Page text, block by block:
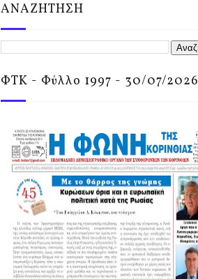
ΑΝΑΖΗΤΗΣΗ
ΦΤΚ - Φύλλο 1997 - 30/07/2026